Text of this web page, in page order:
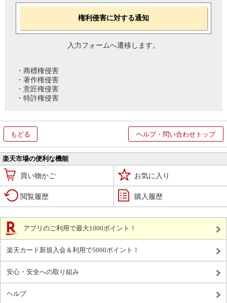
権利侵害に対する通知
入力フォームへ遷移します。
・商標権侵害
・著作権侵害
・意匠権侵害
・特許権侵害
もどる ヘルプ・問い合わせトップ
楽天市場の便利な機能
買い物かご お気に入り
閲覧履歴 購入履歴
アプリのご利用で最大1000ポイント！
楽天カード新規入会＆利用で5000ポイント！
安心・安全への取り組み
ヘルプ